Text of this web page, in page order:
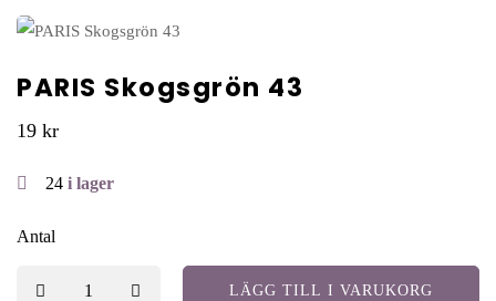
PARIS Skogsgrön 43
19 kr
24 i lager
Antal
LÄGG TILL I VARUKORG